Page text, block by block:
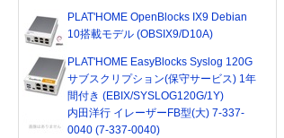
PLAT'HOME OpenBlocks IX9 Debian
10搭載モデル (OBSIX9/D10A)
PLAT'HOME EasyBlocks Syslog 120G
サブスクリプション(保守サービス) 1年
間付き (EBIX/SYSLOG120G/1Y)
内田洋行 イレーザーFB型(大) 7-337-
0040 (7-337-0040)